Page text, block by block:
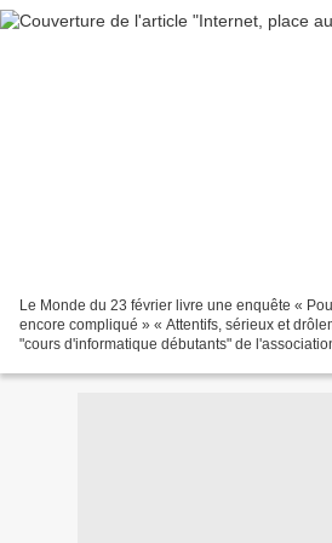
Le Monde du 23 février livre une enquête «
encore compliqué » « Attentifs, sérieux et
"cours d'informatique débutants" de